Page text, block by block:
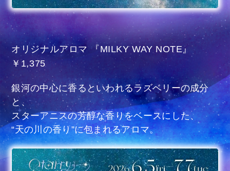
オリジナルアロマ 『MILKY WAY NOTE』
￥1,375
銀河の中心に香るといわれるラズベリーの成分
と、
スターアニスの芳醇な香りをベースにした、
“天の川の香り”に包まれるアロマ。